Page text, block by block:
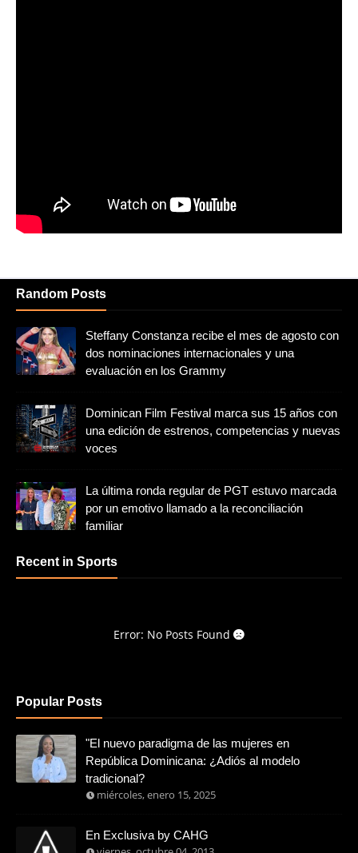
Random Posts
Steffany Constanza recibe el mes de agosto con
dos nominaciones internacionales y una
evaluación en los Grammy
Dominican Film Festival marca sus 15 años con
una edición de estrenos, competencias y nuevas
voces
La última ronda regular de PGT estuvo marcada
por un emotivo llamado a la reconciliación
familiar
Recent in Sports
Error: No Posts Found
Popular Posts
"El nuevo paradigma de las mujeres en
República Dominicana: ¿Adiós al modelo
tradicional?
miércoles, enero 15, 2025
En Exclusiva by CAHG